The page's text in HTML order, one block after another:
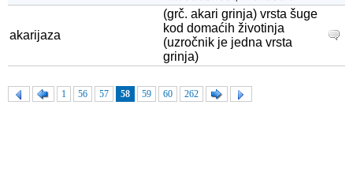
akarijaza
(grč. akari grinja) vrsta šuge
kod domaćih životinja
(uzročnik je jedna vrsta
grinja)
1 56 57 58 59 60 262